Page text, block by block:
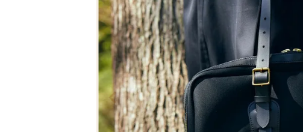
DENTS
Drake’s
FOX UMBRELLAS
GLENROYAL
Zatchels
OUTLET